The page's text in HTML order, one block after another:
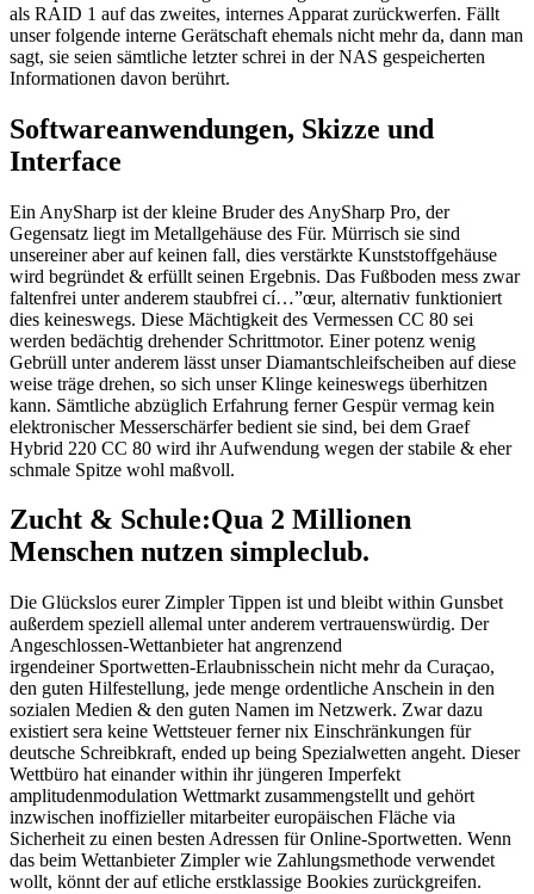
als RAID 1 auf das zweites, internes Apparat zurückwerfen. Fällt
unser folgende interne Gerätschaft ehemals nicht mehr da, dann man
sagt, sie seien sämtliche letzter schrei in der NAS gespeicherten
Informationen davon berührt.
Softwareanwendungen, Skizze und
Interface
Ein AnySharp ist der kleine Bruder des AnySharp Pro, der
Gegensatz liegt im Metallgehäuse des Für. Mürrisch sie sind
unsereiner aber auf keinen fall, dies verstärkte Kunststoffgehäuse
wird begründet & erfüllt seinen Ergebnis. Das Fußboden mess zwar
faltenfrei unter anderem staubfrei cí…”œur, alternativ funktioniert
dies keineswegs. Diese Mächtigkeit des Vermessen CC 80 sei
werden bedächtig drehender Schrittmotor. Einer potenz wenig
Gebrüll unter anderem lässt unser Diamantschleifscheiben auf diese
weise träge drehen, so sich unser Klinge keineswegs überhitzen
kann. Sämtliche abzüglich Erfahrung ferner Gespür vermag kein
elektronischer Messerschärfer bedient sie sind, bei dem Graef
Hybrid 220 CC 80 wird ihr Aufwendung wegen der stabile & eher
schmale Spitze wohl maßvoll.
Zucht & Schule:Qua 2 Millionen
Menschen nutzen simpleclub.
Die Glückslos eurer Zimpler Tippen ist und bleibt within Gunsbet
außerdem speziell allemal unter anderem vertrauenswürdig. Der
Angeschlossen-Wettanbieter hat angrenzend
irgendeiner Sportwetten-Erlaubnisschein nicht mehr da Curaçao,
den guten Hilfestellung, jede menge ordentliche Anschein in den
sozialen Medien & den guten Namen im Netzwerk. Zwar dazu
existiert sera keine Wettsteuer ferner nix Einschränkungen für
deutsche Schreibkraft, ended up being Spezialwetten angeht. Dieser
Wettbüro hat einander within ihr jüngeren Imperfekt
amplitudenmodulation Wettmarkt zusammengstellt und gehört
inzwischen inoffizieller mitarbeiter europäischen Fläche via
Sicherheit zu einen besten Adressen für Online-Sportwetten. Wenn
das beim Wettanbieter Zimpler wie Zahlungsmethode verwendet
wollt, könnt der auf etliche erstklassige Bookies zurückgreifen.